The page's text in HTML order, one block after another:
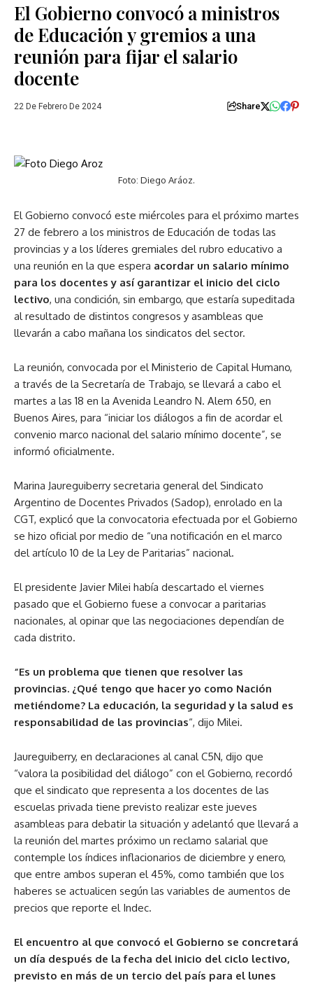
El Gobierno convocó a ministros
de Educación y gremios a una
reunión para fijar el salario
docente
22 De Febrero De 2024 Share
Foto: Diego Aráoz.
El Gobierno convocó este miércoles para el próximo martes
27 de febrero a los ministros de Educación de todas las
provincias y a los líderes gremiales del rubro educativo a
una reunión en la que espera acordar un salario mínimo
para los docentes y así garantizar el inicio del ciclo
lectivo, una condición, sin embargo, que estaría supeditada
al resultado de distintos congresos y asambleas que
llevarán a cabo mañana los sindicatos del sector.
La reunión, convocada por el Ministerio de Capital Humano,
a través de la Secretaría de Trabajo, se llevará a cabo el
martes a las 18 en la Avenida Leandro N. Alem 650, en
Buenos Aires, para “iniciar los diálogos a fin de acordar el
convenio marco nacional del salario mínimo docente”, se
informó oficialmente.
Marina Jaureguiberry secretaria general del Sindicato
Argentino de Docentes Privados (Sadop), enrolado en la
CGT, explicó que la convocatoria efectuada por el Gobierno
se hizo oficial por medio de “una notificación en el marco
del artículo 10 de la Ley de Paritarias” nacional.
El presidente Javier Milei había descartado el viernes
pasado que el Gobierno fuese a convocar a paritarias
nacionales, al opinar que las negociaciones dependían de
cada distrito.
“Es un problema que tienen que resolver las
provincias. ¿Qué tengo que hacer yo como Nación
metiéndome? La educación, la seguridad y la salud es
responsabilidad de las provincias“, dijo Milei.
Jaureguiberry, en declaraciones al canal C5N, dijo que
“valora la posibilidad del diálogo” con el Gobierno, recordó
que el sindicato que representa a los docentes de las
escuelas privada tiene previsto realizar este jueves
asambleas para debatir la situación y adelantó que llevará a
la reunión del martes próximo un reclamo salarial que
contemple los índices inflacionarios de diciembre y enero,
que entre ambos superan el 45%, como también que los
haberes se actualicen según las variables de aumentos de
precios que reporte el Indec.
El encuentro al que convocó el Gobierno se concretará
un día después de la fecha del inicio del ciclo lectivo,
previsto en más de un tercio del país para el lunes